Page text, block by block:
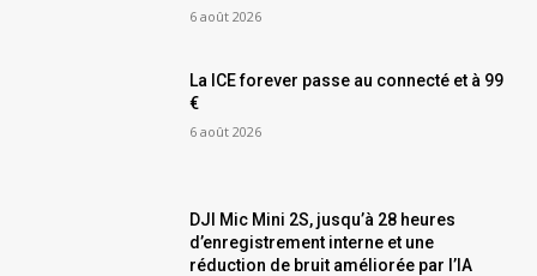
6 août 2026
La ICE forever passe au connecté et à 99
€
6 août 2026
DJI Mic Mini 2S, jusqu’à 28 heures
d’enregistrement interne et une
réduction de bruit améliorée par l’IA